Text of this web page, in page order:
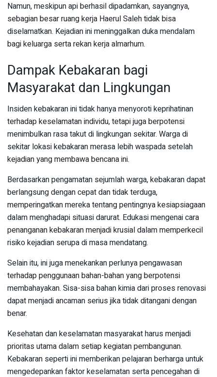
Namun, meskipun api berhasil dipadamkan, sayangnya,
sebagian besar ruang kerja Haerul Saleh tidak bisa
diselamatkan. Kejadian ini meninggalkan duka mendalam
bagi keluarga serta rekan kerja almarhum.
Dampak Kebakaran bagi
Masyarakat dan Lingkungan
Insiden kebakaran ini tidak hanya menyoroti keprihatinan
terhadap keselamatan individu, tetapi juga berpotensi
menimbulkan rasa takut di lingkungan sekitar. Warga di
sekitar lokasi kebakaran merasa lebih waspada setelah
kejadian yang membawa bencana ini.
Berdasarkan pengamatan sejumlah warga, kebakaran dapat
berlangsung dengan cepat dan tidak terduga,
memperingatkan mereka tentang pentingnya kesiapsiagaan
dalam menghadapi situasi darurat. Edukasi mengenai cara
penanganan kebakaran menjadi krusial dalam memperkecil
risiko kejadian serupa di masa mendatang.
Selain itu, ini juga menekankan perlunya pengawasan
terhadap penggunaan bahan-bahan yang berpotensi
membahayakan. Sisa-sisa bahan kimia dari proses renovasi
dapat menjadi ancaman serius jika tidak ditangani dengan
benar.
Kesehatan dan keselamatan masyarakat harus menjadi
prioritas utama dalam setiap kegiatan pembangunan.
Kebakaran seperti ini memberikan pelajaran berharga untuk
mengedepankan faktor keselamatan serta pencegahan di